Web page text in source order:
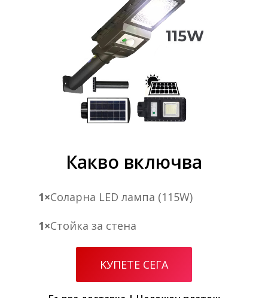
Какво включва
1×Соларна LED лампа (115W)
1×Стойка за стена
KУПЕТЕ СЕГА